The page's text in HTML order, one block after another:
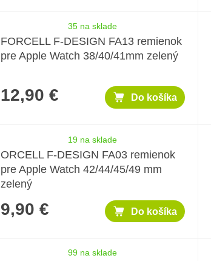
35 na sklade
FORCELL F-DESIGN FA13 remienok
pre Apple Watch 38/40/41mm zelený
12,90 € Do košíka
19 na sklade
ORCELL F-DESIGN FA03 remienok
pre Apple Watch 42/44/45/49 mm
zelený
9,90 € Do košíka
99 na sklade